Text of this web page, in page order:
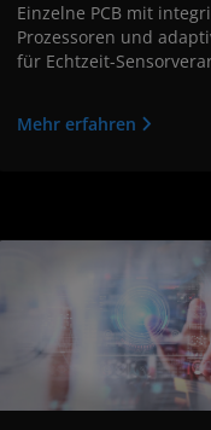
Einzelne PCB mit
Prozessoren und
für Echtzeit-
Mehr erfahren